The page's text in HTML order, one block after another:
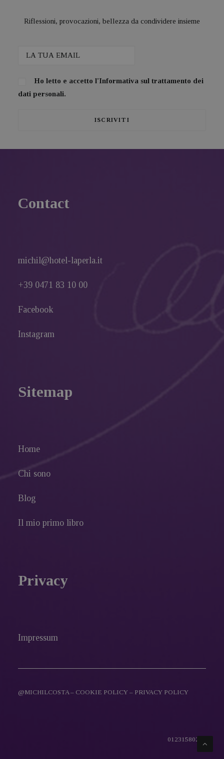
Riflessioni, provocazioni, bellezza da condividere insieme
Ho letto e accetto l'Informativa sul trattamento dei
dati personali.
Contact
michil@hotel-laperla.it
+39 0471 83 10 00
Facebook
Instagram
Sitemap
Home
Chi sono
Blog
Il mio primo libro
Privacy
Impressum
@MICHILCOSTA – COOKIE POLICY – PRIVACY POLICY
01231580216